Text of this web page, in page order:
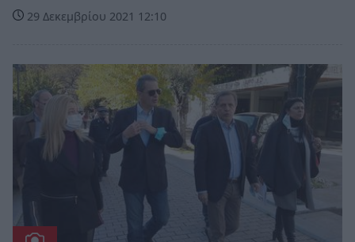
29 Δεκεμβρίου 2021 12:10